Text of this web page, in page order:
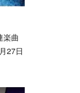
楽曲
27日